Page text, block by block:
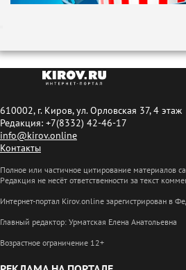
610002, г. Киров, ул. Орловская 37, 4 этаж
Редакция: +7(8332) 42-46-17
info@kirov.online
Контакты
Полное или частичное цитирование материалов
Редакция не несёт ответственности за текст
Интернет-портал Kirov.online зарегистрирован в
Главный редактор: Урматская Елена Анатольевна
Возрастное ограничение 12+